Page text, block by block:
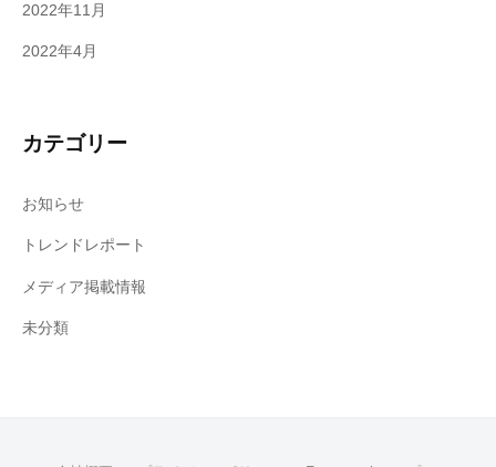
2022年11月
2022年4月
カテゴリー
お知らせ
トレンドレポート
メディア掲載情報
未分類